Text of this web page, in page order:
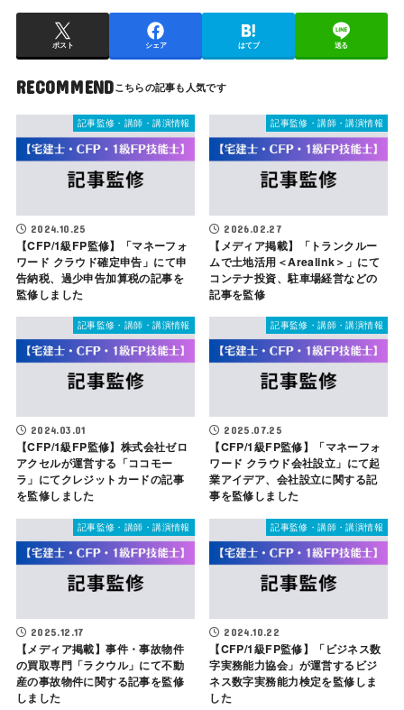
ポスト シェア はてブ 送る
RECOMMEND
記事監修・講師・講演情報
2024.10.25
【CFP/1級FP監修】「マネーフォ
ワード クラウド確定申告」にて申
告納税、過少申告加算税の記事を
監修しました
記事監修・講師・講演情報
2026.02.27
【メディア掲載】「トランクルー
ムで土地活用＜Arealink＞」にて
コンテナ投資、駐車場経営などの
記事を監修
記事監修・講師・講演情報
2024.03.01
【CFP/1級FP監修】株式会社ゼロ
アクセルが運営する「ココモー
ラ」にてクレジットカードの記事
を監修しました
記事監修・講師・講演情報
2025.07.25
【CFP/1級FP監修】「マネーフォ
ワード クラウド会社設立」にて起
業アイデア、会社設立に関する記
事を監修しました
記事監修・講師・講演情報
2025.12.17
【メディア掲載】事件・事故物件
の買取専門「ラクウル」にて不動
産の事故物件に関する記事を監修
しました
記事監修・講師・講演情報
2024.10.22
【CFP/1級FP監修】「ビジネス数
字実務能力協会」が運営するビジ
ネス数字実務能力検定を監修しま
した